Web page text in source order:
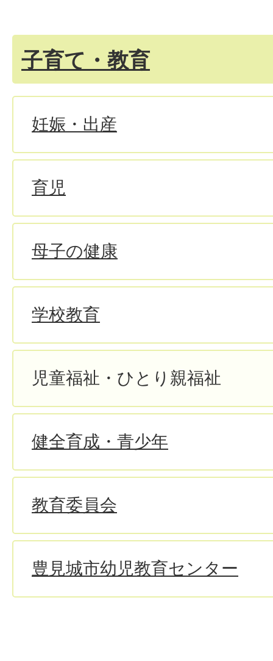
子育て・教育
妊娠・出産
育児
母子の健康
学校教育
児童福祉・ひとり親福祉
健全育成・青少年
教育委員会
豊見城市幼児教育センター